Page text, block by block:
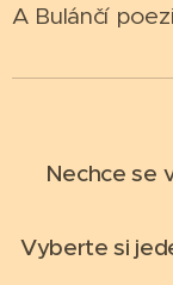
A Bulánčí
Nechce se
Vyberte si